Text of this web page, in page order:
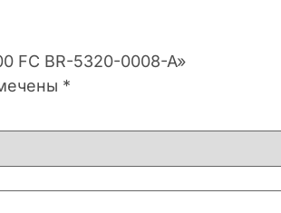
FC BR-5320-0008-A»
*